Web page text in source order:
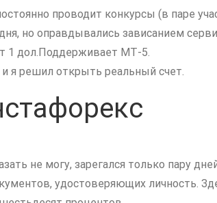
проводит конкурсы (в паре
но оправдывались зависанием
1 дол.Поддерживает МТ-5.
я решил открыть реальный счет.
не могу, зарегался только пару
удостоверяющих личность.